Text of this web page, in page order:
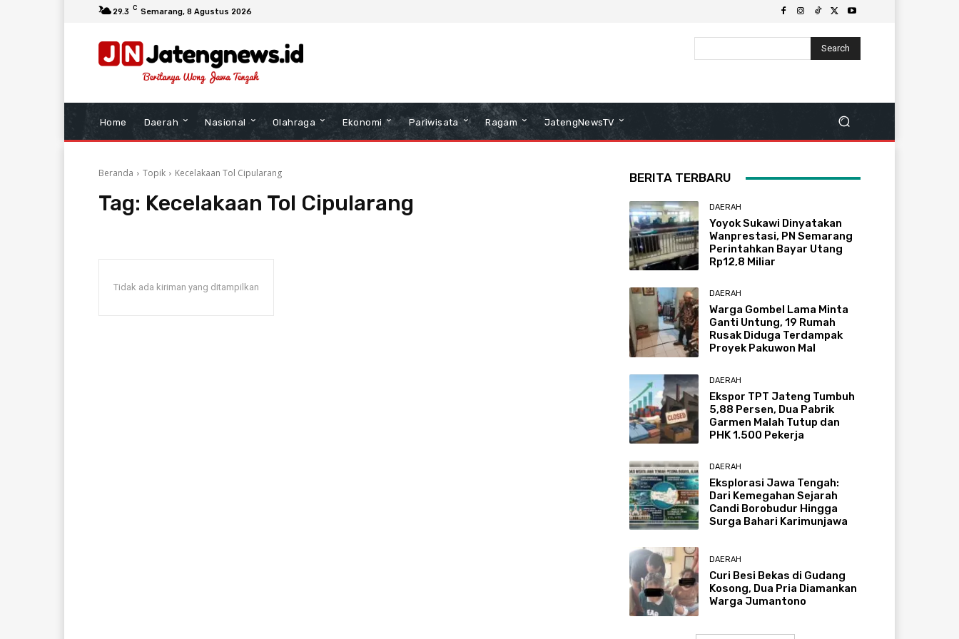
29.3 C Semarang, 8 Agustus 2026
Search
Home Daerah Nasional Olahraga Ekonomi Pariwisata Ragam JatengNewsTV
Beranda Topik Kecelakaan Tol Cipularang
Tag: Kecelakaan Tol Cipularang
Tidak ada kiriman yang ditampilkan
BERITA TERBARU
DAERAH
Yoyok Sukawi Dinyatakan
Wanprestasi, PN Semarang
Perintahkan Bayar Utang
Rp12,8 Miliar
DAERAH
Warga Gombel Lama Minta
Ganti Untung, 19 Rumah
Rusak Diduga Terdampak
Proyek Pakuwon Mal
DAERAH
Ekspor TPT Jateng Tumbuh
5,88 Persen, Dua Pabrik
Garmen Malah Tutup dan
PHK 1.500 Pekerja
DAERAH
Eksplorasi Jawa Tengah:
Dari Kemegahan Sejarah
Candi Borobudur Hingga
Surga Bahari Karimunjawa
DAERAH
Curi Besi Bekas di Gudang
Kosong, Dua Pria Diamankan
Warga Jumantono